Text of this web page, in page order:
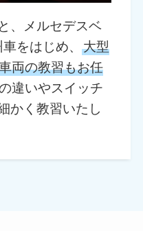
、メルセデスベ
をはじめ、大型
両の教習もお任
違いやスイッチ
かく教習いたし